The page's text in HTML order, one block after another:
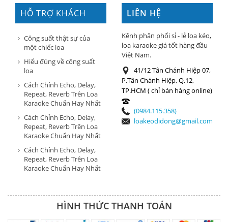
HỖ TRỢ KHÁCH
HÀNG
Công suất thật sự của
một chiếc loa
Hiểu đúng về công suất
loa
Cách Chỉnh Echo, Delay,
Repeat, Reverb Trên Loa
Karaoke Chuẩn Hay Nhất
Cách Chỉnh Echo, Delay,
Repeat, Reverb Trên Loa
Karaoke Chuẩn Hay Nhất
Cách Chỉnh Echo, Delay,
Repeat, Reverb Trên Loa
Karaoke Chuẩn Hay Nhất
LIÊN HỆ
Kênh phân phối sỉ - lẻ loa kéo,
loa karaoke giá tốt hàng đầu
Việt Nam.
41/12 Tân Chánh Hiệp 07,
P.Tân Chánh Hiệp, Q.12,
TP.HCM ( chỉ bán hàng online)
(0984.115.358)
loakeodidong@gmail.com
HÌNH THỨC THANH TOÁN